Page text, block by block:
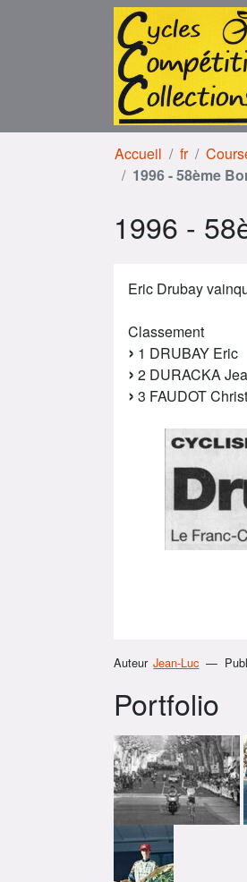
Aller à la navigation
Accueil fr
1996 - 58ème
1996 -
Eric Drubay
Classement
1 DRUBAY Eric
2 DURACKA
3 FAUDOT
Auteur Jean-Luc
Portfolio